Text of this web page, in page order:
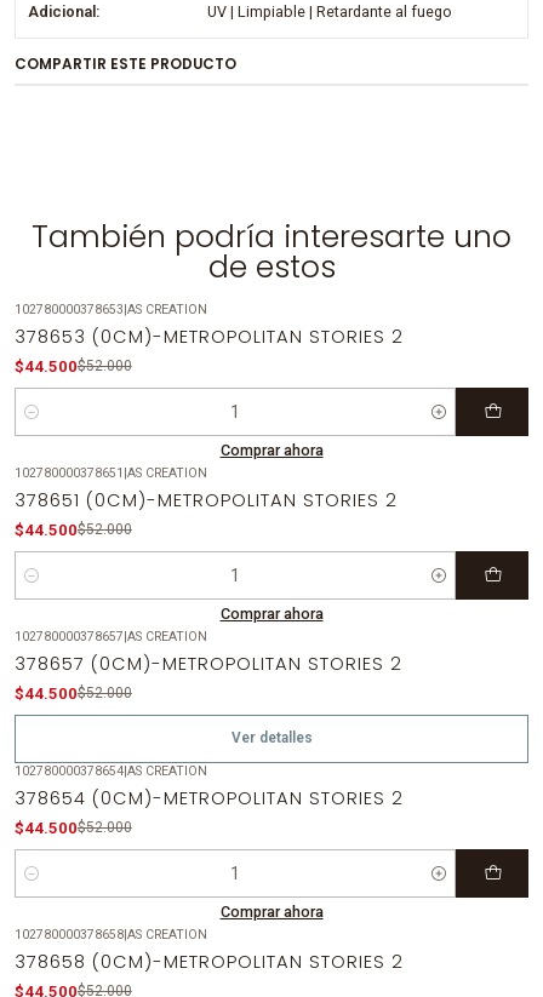
Adicional:
UV | Limpiable | Retardante al fuego
COMPARTIR ESTE PRODUCTO
También podría interesarte uno
de estos
-14% OFF
102780000378653|AS CREATION
378653 (0CM)-METROPOLITAN STORIES 2
$44.500$52.000
Cantidad
Comprar ahora
-14% OFF
102780000378651 |AS CREATION
378651 (0CM)-METROPOLITAN STORIES 2
$44.500$52.000
Cantidad
Comprar ahora
-14%
OFF
Agotado
102780000378657|AS CREATION
378657 (0CM)-METROPOLITAN STORIES 2
$44.500$52.000
Ver detalles
-14% OFF
102780000378654|AS CREATION
378654 (0CM)-METROPOLITAN STORIES 2
$44.500$52.000
Cantidad
Comprar ahora
-14% OFF
102780000378658|AS CREATION
378658 (0CM)-METROPOLITAN STORIES 2
$44.500$52.000